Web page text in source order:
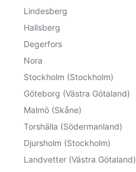
Lindesberg
Hallsberg
Degerfors
Nora
Stockholm (Stockholm)
Göteborg (Västra Götaland)
Malmö (Skåne)
Torshälla (Södermanland)
Djursholm (Stockholm)
Landvetter (Västra Götaland)